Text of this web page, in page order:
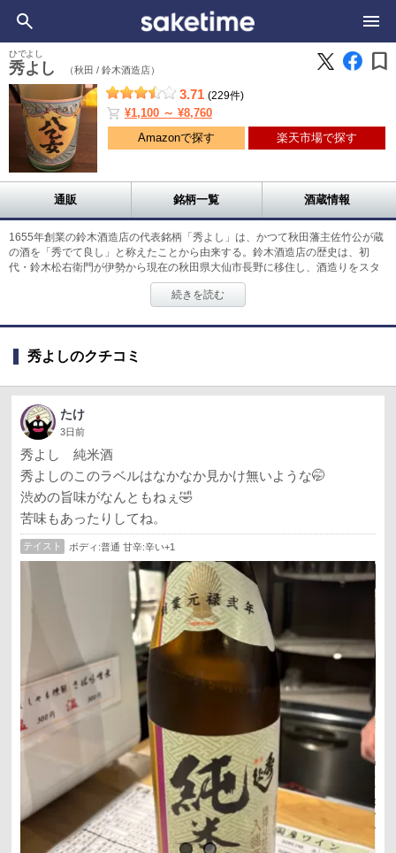
秀よし
ひでよし
（秋田 / 鈴木酒造店） bookmark
3.71 (229件)
shopping_cart ¥1,100 ～ ¥8,760
Amazonで探す 楽天市場で探す
通販 銘柄一覧 酒蔵情報
1655年創業の鈴木酒造店の代表銘柄「秀よし」は、かつて秋田藩主佐竹公が蔵
の酒を「秀でて良し」と称えたことから由来する。鈴木酒造店の歴史は、初
代・鈴木松右衛門が伊勢から現在の秋田県大仙市長野に移住し、酒造りをスタ
ートしたことがはじまりだ。奥羽山脈の伏流水と良質な米に恵まれた地で、
「その地の食文化にあう酒造り」をモットーに360年以上もの歴史を受け継ぐ
は、契約農家から仕入れた「山田錦」と「秋田酒こまち」を精米歩合40％まで
な香りとなめらかな口当たりに仕上がっている。よく冷やしてワイングラスで
続きを読む
秀よしのクチコミ
たけ
3日前
秀よし 純米酒
秀よしのこのラベルはなかなか見かけ無いような🤭
渋めの旨味がなんともねぇ🤣
苦味もあったりしてね。
テイスト ボディ:普通 甘辛:辛い+1